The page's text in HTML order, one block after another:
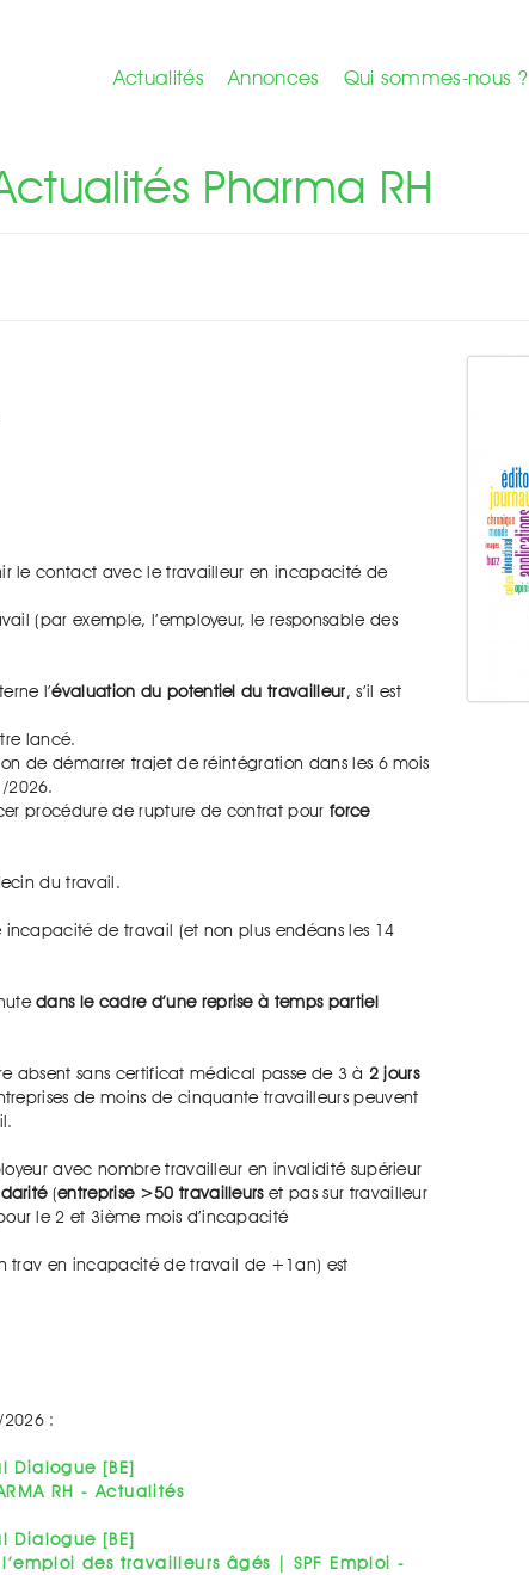
Actualités Annonces Qui sommes-nous ?
Pharma RH
le contact avec le travailleur en incapacité de
(par exemple, l’employeur, le responsable des
l’évaluation du potentiel du travailleur, s’il est
lancé.
de démarrer trajet de réintégration dans les 6 mois
2026.
procédure de rupture de contrat pour force
du travail.
de travail (et non plus endéans les 14
dans le cadre d’une reprise à temps partiel
absent sans certificat médical passe de 3 à 2 jours
de moins de cinquante travailleurs peuvent
avec nombre travailleur en invalidité supérieur
(entreprise >50 travailleurset pas sur travailleur
le 2 et 3ième mois d’incapacité
trav en incapacité de travail de +1an) est
:
Dialogue [BE]
RH - Actualités
Dialogue [BE]
des travailleurs âgés | SPF Emploi -